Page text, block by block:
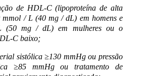
de HDL-C (lipoproteína de alta
mmol / L (40 mg / dL) em homens e
(50 mg / dL) em mulheres ou o
C baixo;
sistólica ≥130 mmHg ou pressão
≥85 mmHg ou tratamento de